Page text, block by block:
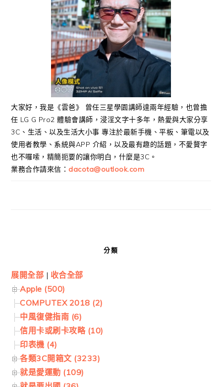
大家好，我是《雲爸》 曾任三星學園講師達兩年經驗，也曾擔
任 LG G Pro2 體驗會講師，浸淫文字十多年，熱愛與大家分享
3C、生活、以及生活大小事 專注於最新手機、平板、筆電以及
使用者教學、系統與APP 介紹，以及最有趣的話題，不愛贅字
也不囉嗦，精簡扼要的讓你明白，什麼是3C。
業務合作請來信： dacota@outlook.com
分類
展開全部 | 收合全部
Apple (500)
COMPUTEX 2018 (2)
中風復健指南 (6)
信用卡或刷卡攻略 (10)
印表機 (4)
各類3C開箱文 (3233)
就是愛運動 (109)